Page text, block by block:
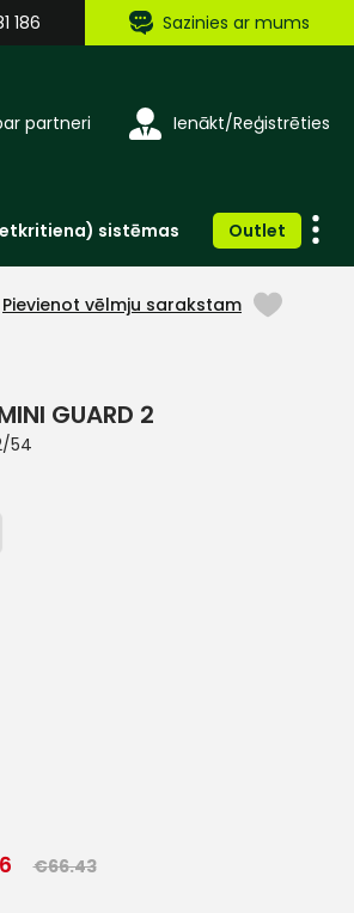
186 Sazinies ar mums
partneri Ienākt/Reģistrēties
sistēmas Outlet
Pievienot vēlmju sarakstam
GUARD 2
54
€66.43